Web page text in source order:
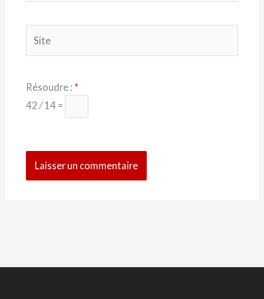
Résoudre : *
42 ⁄ 14 =